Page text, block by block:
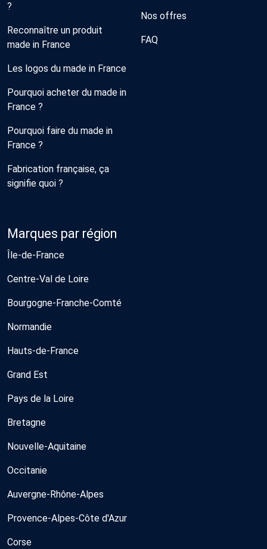
?
Reconnaître un produit
made in France
Les logos du made in France
Pourquoi acheter du made in
France ?
Pourquoi faire du made in
France ?
Fabrication française, ça
signifie quoi ?
Nos offres
FAQ
Marques par région
Île-de-France
Centre-Val de Loire
Bourgogne-Franche-Comté
Normandie
Hauts-de-France
Grand Est
Pays de la Loire
Bretagne
Nouvelle-Aquitaine
Occitanie
Auvergne-Rhône-Alpes
Provence-Alpes-Côte d'Azur
Corse